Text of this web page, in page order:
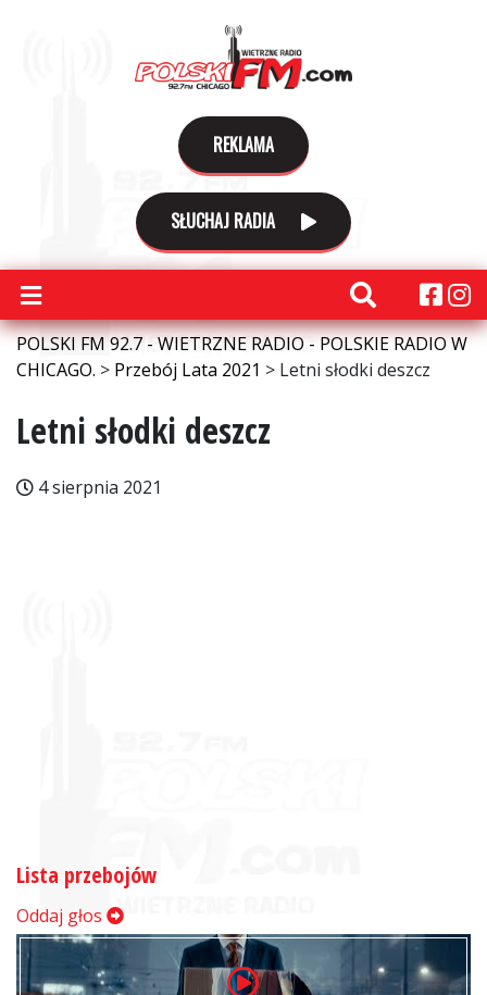
REKLAMA
SŁUCHAJ RADIA
POLSKI FM 92.7 - WIETRZNE RADIO - POLSKIE RADIO W
CHICAGO. > Przebój Lata 2021 > Letni słodki deszcz
Letni słodki deszcz
4 sierpnia 2021
Lista przebojów
Oddaj głos